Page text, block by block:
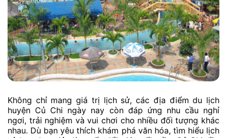
Không chỉ mang giá trị lịch sử, các địa điểm du lịch
huyện Củ Chi ngày nay còn đáp ứng nhu cầu nghỉ
ngơi, trải nghiệm và vui chơi cho nhiều đối tượng khác
nhau. Dù bạn yêu thích khám phá văn hóa, tìm hiểu lịch